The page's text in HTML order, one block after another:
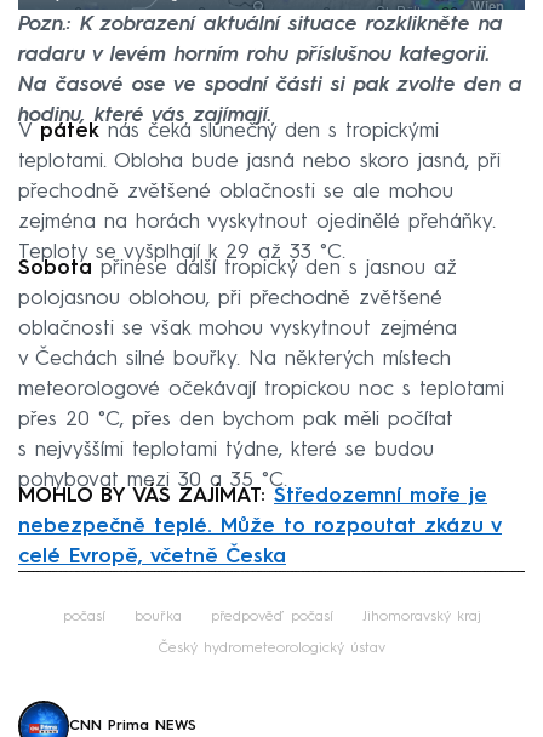
Pozn.: K zobrazení aktuální situace rozklikněte na
radaru v levém horním rohu příslušnou kategorii.
Na časové ose ve spodní části si pak zvolte den a
hodinu, které vás zajímají.
V pátek nás čeká slunečný den s tropickými
teplotami. Obloha bude jasná nebo skoro jasná, při
přechodně zvětšené oblačnosti se ale mohou
zejména na horách vyskytnout ojedinělé přeháňky.
Teploty se vyšplhají k 29 až 33 °C.
Sobota přinese další tropický den s jasnou až
polojasnou oblohou, při přechodně zvětšené
oblačnosti se však mohou vyskytnout zejména
v Čechách silné bouřky. Na některých místech
meteorologové očekávají tropickou noc s teplotami
přes 20 °C, přes den bychom pak měli počítat
s nejvyššími teplotami týdne, které se budou
pohybovat mezi 30 a 35 °C.
MOHLO BY VÁS ZAJÍMAT: Středozemní moře je
nebezpečně teplé. Může to rozpoutat zkázu v
celé Evropě, včetně Česka
počasí bouřka předpověď počasí Jihomoravský kraj
Český hydrometeorologický ústav
CNN Prima NEWS